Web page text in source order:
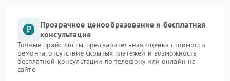
Прозрачное ценообразование и бесплатная
консультация
Точные прайс-листы, предварительная оценка стоимости
ремонта, отсутствие скрытых платежей и возможность
бесплатной консультации по телефону или онлайн на
сайте